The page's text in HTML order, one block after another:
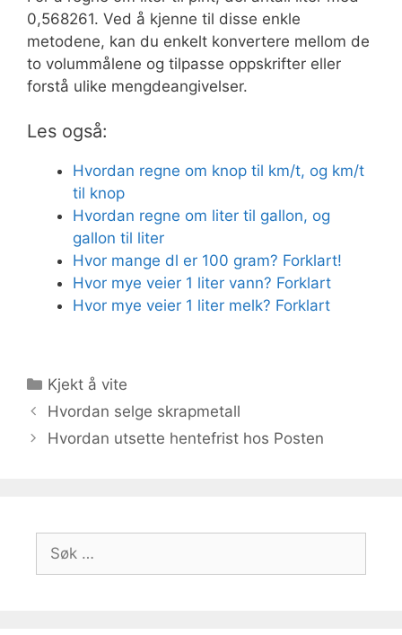
0,568261. Ved å kjenne til disse enkle
metodene, kan du enkelt konvertere mellom de
to volummålene og tilpasse oppskrifter eller
forstå ulike mengdeangivelser.
Les også:
Hvordan regne om knop til km/t, og km/t
til knop
Hvordan regne om liter til gallon, og
gallon til liter
Hvor mange dl er 100 gram? Forklart!
Hvor mye veier 1 liter vann? Forklart
Hvor mye veier 1 liter melk? Forklart
Kategorier
Kjekt å vite
Hvordan selge skrapmetall
Hvordan utsette hentefrist hos Posten
etter: